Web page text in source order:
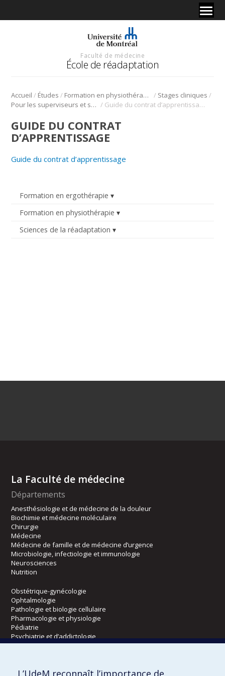
Faculté de médecine
École de réadaptation
Accueil / Études / Formation en physiothérapie / Stages cliniques /
Pour les superviseurs et superviseures cliniques / Guide du contrat d’apprentissage
Formation en ergothérapie
Formation en physiothérapie
Sciences de la réadaptation
GUIDE DU CONTRAT
D’APPRENTISSAGE
Guide du contrat d’apprentissage
La Faculté de médecine
Départements
Anesthésiologie et de médecine de la douleur
Biochimie et médecine moléculaire
Chirurgie
Médecine
Médecine de famille et de médecine d’urgence
Microbiologie, infectiologie et immunologie
Neurosciences
Nutrition
Obstétrique-gynécologie
Ophtalmologie
Pathologie et biologie cellulaire
Pharmacologie et physiologie
Pédiatrie
Psychiatrie et d’addictologie
Radiologie, radio-oncologie et médecine nucléaire
L’UdeM reconnaît l’importance de